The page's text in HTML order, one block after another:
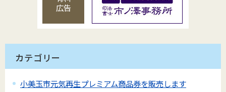
広告
カテゴリー
小美玉市元気再生プレミアム商品券を販売します